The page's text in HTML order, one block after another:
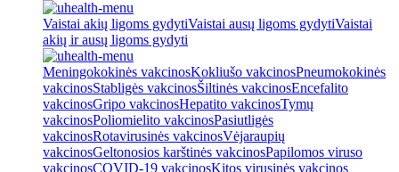
Vaistai akių ligoms gydytiVaistai ausų ligoms gydytiVaistai
akių ir ausų ligoms gydyti
Meningokokinės vakcinosKokliušo vakcinosPneumokokinės
vakcinosStabligės vakcinosŠiltinės vakcinosEncefalito
vakcinosGripo vakcinosHepatito vakcinosTymų
vakcinosPoliomielito vakcinosPasiutligės
vakcinosRotavirusinės vakcinosVėjaraupių
vakcinosGeltonosios karštinės vakcinosPapilomos viruso
vakcinosCOVID-19 vakcinosKitos virusinės vakcinos